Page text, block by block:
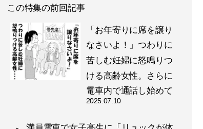
この特集の前回記事
「お年寄りに席を譲り
なさいよ！」つわりに
苦しむ妊婦に怒鳴りつ
ける高齢女性。さらに
電車内で通話し始めて
2025.07.10